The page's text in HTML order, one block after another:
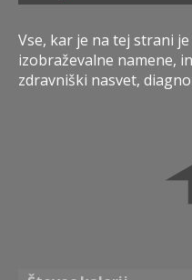
Vse, kar je na tej strani
izobraževalne namene,
zdravniški nasvet,